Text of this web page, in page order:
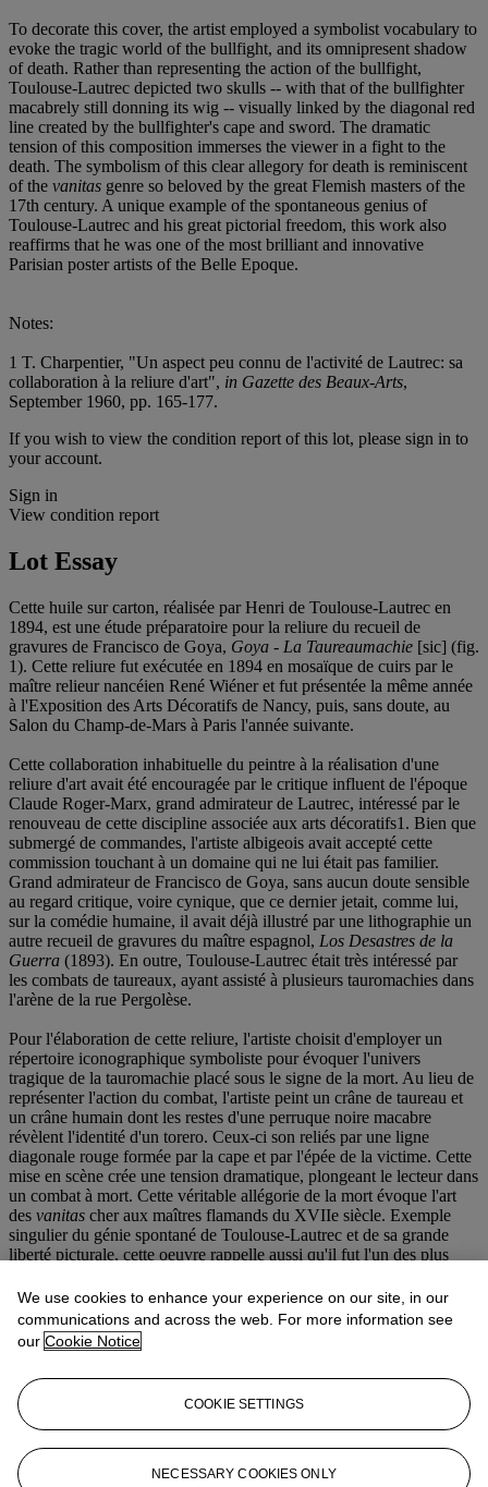
To decorate this cover, the artist employed a symbolist vocabulary to
evoke the tragic world of the bullfight, and its omnipresent shadow
of death. Rather than representing the action of the bullfight,
Toulouse-Lautrec depicted two skulls -- with that of the bullfighter
macabrely still donning its wig -- visually linked by the diagonal red
line created by the bullfighter's cape and sword. The dramatic
tension of this composition immerses the viewer in a fight to the
death. The symbolism of this clear allegory for death is reminiscent
of the vanitas genre so beloved by the great Flemish masters of the
17th century. A unique example of the spontaneous genius of
Toulouse-Lautrec and his great pictorial freedom, this work also
reaffirms that he was one of the most brilliant and innovative
Parisian poster artists of the Belle Epoque.
Notes:
1 T. Charpentier, "Un aspect peu connu de l'activité de Lautrec: sa
collaboration à la reliure d'art", in Gazette des Beaux-Arts,
September 1960, pp. 165-177.
If you wish to view the condition report of this lot, please sign in to
your account.
Sign in
View condition report
Lot Essay
Cette huile sur carton, réalisée par Henri de Toulouse-Lautrec en
1894, est une étude préparatoire pour la reliure du recueil de
gravures de Francisco de Goya, Goya - La Taureaumachie [sic] (fig.
1). Cette reliure fut exécutée en 1894 en mosaïque de cuirs par le
maître relieur nancéien René Wiéner et fut présentée la même année
à l'Exposition des Arts Décoratifs de Nancy, puis, sans doute, au
Salon du Champ-de-Mars à Paris l'année suivante.
Cette collaboration inhabituelle du peintre à la réalisation d'une
reliure d'art avait été encouragée par le critique influent de l'époque
Claude Roger-Marx, grand admirateur de Lautrec, intéressé par le
renouveau de cette discipline associée aux arts décoratifs1. Bien que
submergé de commandes, l'artiste albigeois avait accepté cette
commission touchant à un domaine qui ne lui était pas familier.
Grand admirateur de Francisco de Goya, sans aucun doute sensible
au regard critique, voire cynique, que ce dernier jetait, comme lui,
sur la comédie humaine, il avait déjà illustré par une lithographie un
autre recueil de gravures du maître espagnol, Los Desastres de la
Guerra (1893). En outre, Toulouse-Lautrec était très intéressé par
les combats de taureaux, ayant assisté à plusieurs tauromachies dans
l'arène de la rue Pergolèse.
Pour l'élaboration de cette reliure, l'artiste choisit d'employer un
répertoire iconographique symboliste pour évoquer l'univers
tragique de la tauromachie placé sous le signe de la mort. Au lieu de
représenter l'action du combat, l'artiste peint un crâne de taureau et
un crâne humain dont les restes d'une perruque noire macabre
révèlent l'identité d'un torero. Ceux-ci son reliés par une ligne
diagonale rouge formée par la cape et par l'épée de la victime. Cette
mise en scène crée une tension dramatique, plongeant le lecteur dans
un combat à mort. Cette véritable allégorie de la mort évoque l'art
des vanitas cher aux maîtres flamands du XVIIe siècle. Exemple
singulier du génie spontané de Toulouse-Lautrec et de sa grande
liberté picturale, cette oeuvre rappelle aussi qu'il fut l'un des plus
Notes :
1 T. Charpentier, "Un aspect peu connu de l'activité de Lautrec: sa
septembre 1960, pp. 165-177.
(fig. 1) Henri de Toulouse-Lautrec, couverture de l'ouvrage de René
WienerGoya - La Taureaumachie[sic], 1894.
Musée Historique Lorrain, Nancy.
We use cookies to enhance your experience on our site, in our
communications and across the web. For more information see
our Cookie Notice
COOKIE SETTINGS
NECESSARY COOKIES ONLY